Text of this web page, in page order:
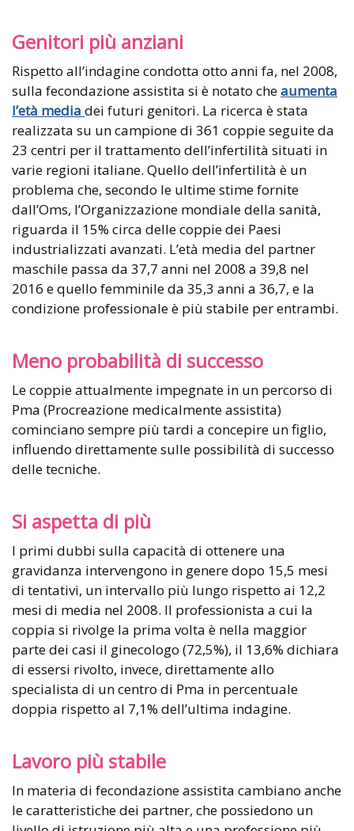
Genitori più anziani
Rispetto all’indagine condotta otto anni fa, nel 2008,
sulla fecondazione assistita si è notato cheaumenta
l’età media dei futuri genitori. La ricerca è stata
realizzata su un campione di 361 coppie seguite da
23 centri per il trattamento dell’infertilità situati in
varie regioni italiane. Quello dell’infertilità è un
problema che, secondo le ultime stime fornite
dall’Oms, l’Organizzazione mondiale della sanità,
riguarda il 15% circa delle coppie dei Paesi
industrializzati avanzati. L’età media del partner
maschile passa da 37,7 anni nel 2008 a 39,8 nel
2016 e quello femminile da 35,3 anni a 36,7, e la
condizione professionale è più stabile per entrambi.
Meno probabilità di successo
Le coppie attualmente impegnate in un percorso di
Pma (Procreazione medicalmente assistita)
cominciano sempre più tardi a concepire un figlio,
influendo direttamente sulle possibilità di successo
delle tecniche.
Si aspetta di più
I primi dubbi sulla capacità di ottenere una
gravidanza intervengono in genere dopo 15,5 mesi
di tentativi, un intervallo più lungo rispetto ai 12,2
mesi di media nel 2008. Il professionista a cui la
coppia si rivolge la prima volta è nella maggior
parte dei casi il ginecologo (72,5%), il 13,6% dichiara
di essersi rivolto, invece, direttamente allo
specialista di un centro di Pma in percentuale
doppia rispetto al 7,1% dell’ultima indagine.
Lavoro più stabile
In materia di fecondazione assistita cambiano anche
le caratteristiche dei partner, che possiedono un